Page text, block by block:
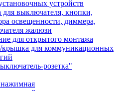
устройств
выключателя, кнопки,
освещенности, диммера,
жалюзи
для открытого монтажа
крышка для коммуникационных
розетка"